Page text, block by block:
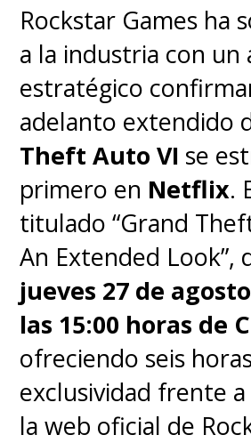
involucrándose con
"Hong Cha-young"
been), una mujer
personalidad
está dispuesta a
cualquier cosa con
una causa judicial.
Luego de que
padre de "Cha-
atacados por
caso, se unen para
grupo "Babel" y sus
Rockstar Games ha
a la industria con un
estratégico
adelanto extendido
Theft Auto VI se
primero en Netflix.
titulado “Grand
An Extended Look”,
jueves 27 de
las 15:00 horas de
ofreciendo seis
exclusividad frente
la web oficial de